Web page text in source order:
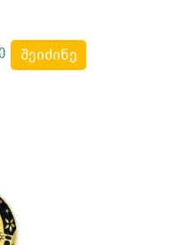
შეიძინე